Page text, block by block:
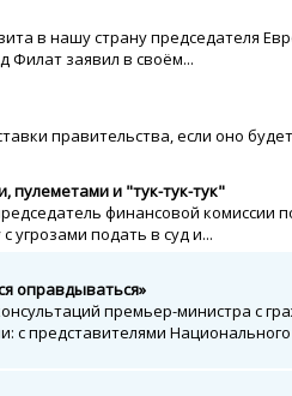
в нашу страну председателя
Филат заявил в своём...
правительства, если оно
пулеметами и "тук-тук-тук"
финансовой комиссии
угрозами подать в суд и...
оправдываться»
премьер-министра с
с представителями Национального